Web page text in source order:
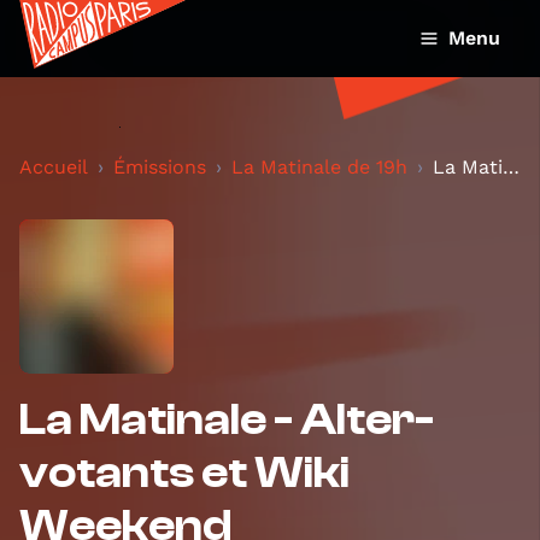
Menu
Accueil Émissions La Matinale de 19h La Matinale - Alter-votants et Wiki Weekend
La Matinale - Alter-
votants et Wiki
Weekend